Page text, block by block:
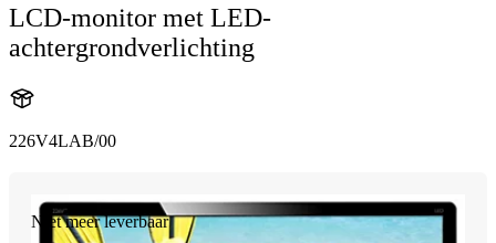
LCD-monitor met LED-
achtergrondverlichting
226V4LAB/00
Niet meer leverbaar